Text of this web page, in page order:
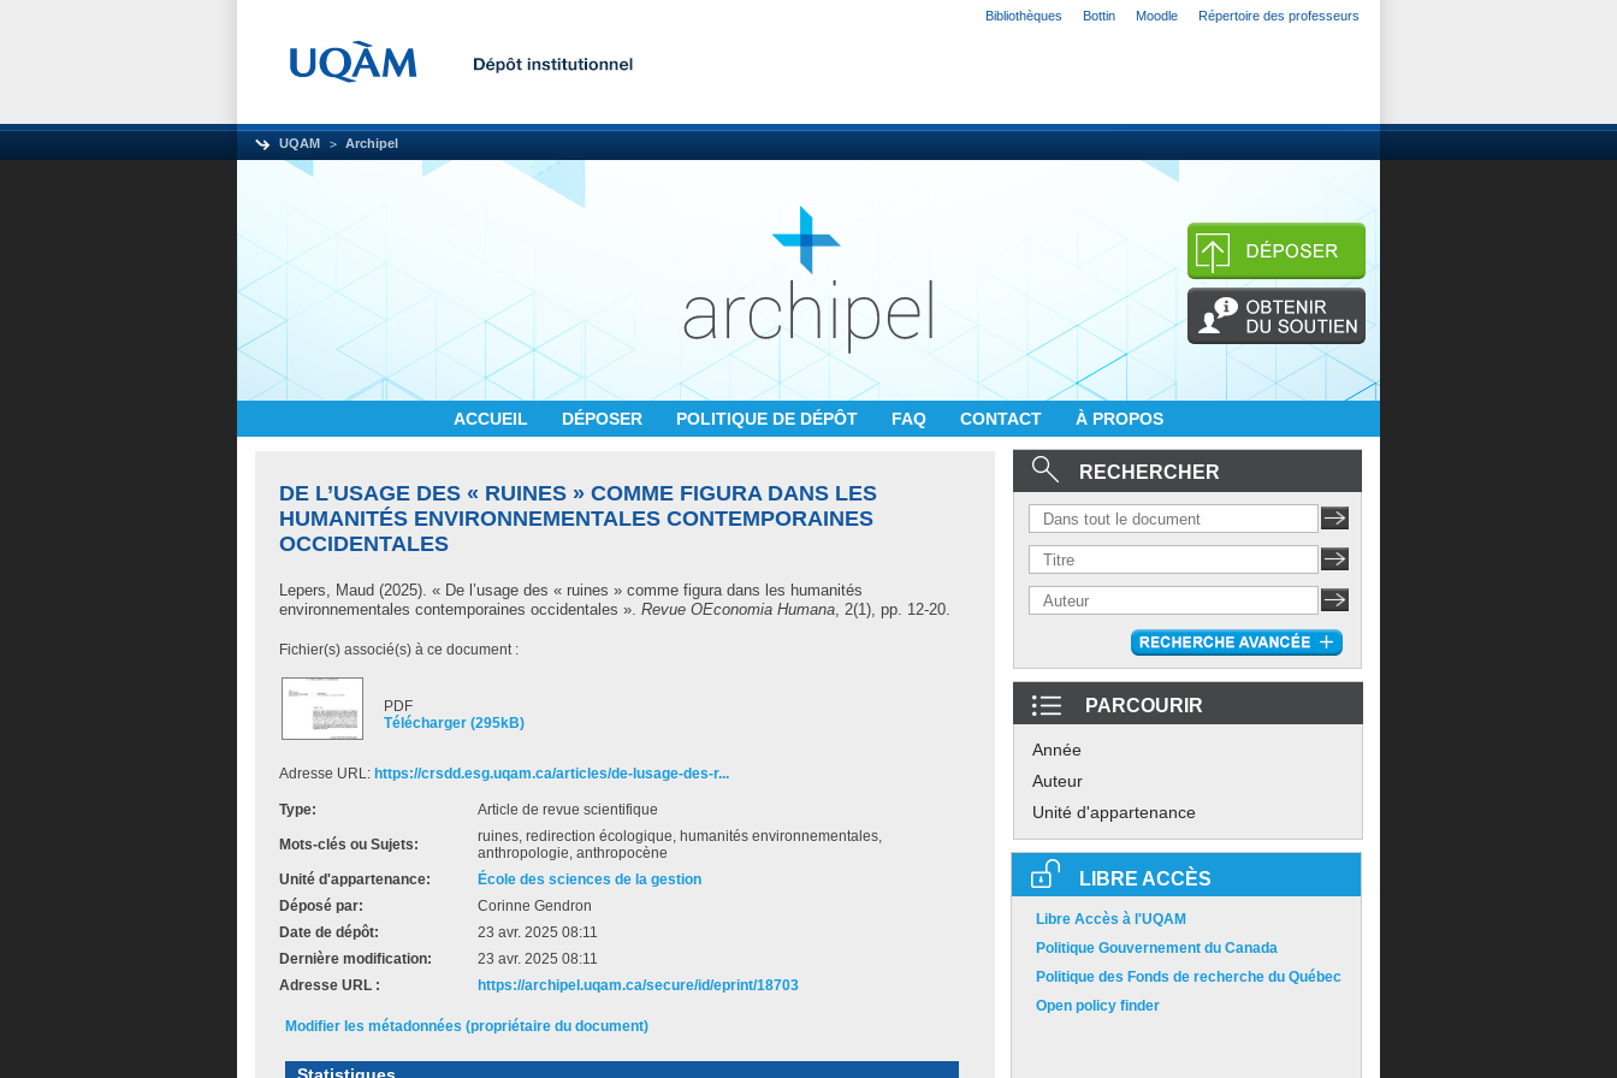
Bibliothèques Bottin Moodle Répertoire des professeurs
UQAM Archipel
ACCUEIL DÉPOSER POLITIQUE DE DÉPÔT FAQ CONTACT À PROPOS
DE L’USAGE DES « RUINES » COMME FIGURA DANS LES
HUMANITÉS ENVIRONNEMENTALES CONTEMPORAINES
OCCIDENTALES
Lepers, Maud (2025). « De l’usage des « ruines » comme figura dans les humanités
environnementales contemporaines occidentales ». Revue OEconomia Humana, 2(1), pp. 12-20.
Fichier(s) associé(s) à ce document :
PDF
Télécharger (295kB)
Adresse URL: https://crsdd.esg.uqam.ca/articles/de-lusage-des-r...
Type: Article de revue scientifique
Mots-clés ou Sujets:
ruines, redirection écologique, humanités environnementales,
anthropologie, anthropocène
Unité d'appartenance:
École des sciences de la gestion
Déposé par:
Corinne Gendron
Date de dépôt:
23 avr. 2025 08:11
Dernière modification:
23 avr. 2025 08:11
Adresse URL :
https://archipel.uqam.ca/secure/id/eprint/18703
Modifier les métadonnées (propriétaire du document)
RECHERCHER
PARCOURIR
Année
Auteur
Unité d'appartenance
LIBRE ACCÈS
Libre Accès à l'UQAM
Politique Gouvernement du Canada
Politique des Fonds de recherche du Québec
Open policy finder